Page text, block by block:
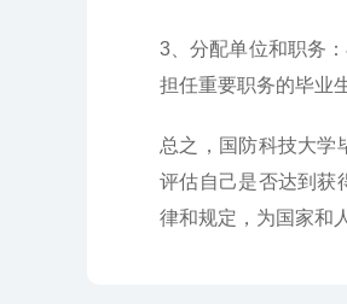
3、分配单位和职务
担任重要职务的毕业
总之，国防科技大学
评估自己是否达到获
律和规定，为国家和